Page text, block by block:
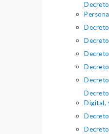
Digital,